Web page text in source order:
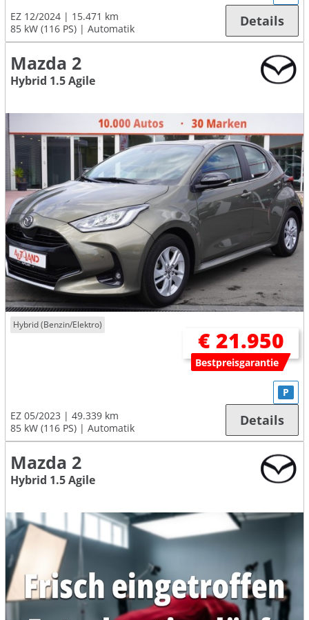
EZ 12/2024
15.471 km
85 kW (116 PS)
Automatik Details
Mazda 2
Hybrid 1.5 Agile
Hybrid (Benzin/Elektro)
€ 21.950
Bestpreisgarantie
EZ 05/2023
49.339 km
85 kW (116 PS)
Automatik
P
Details
Mazda 2
Hybrid 1.5 Agile